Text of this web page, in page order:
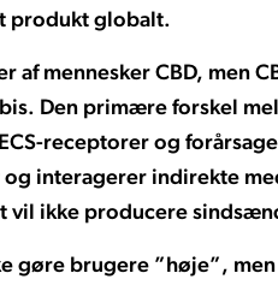
produkt globalt.
af mennesker CBD, men
Den primære forskel
receptorer og
interagerer indirekte
vil ikke producere
gøre brugere ”høje”,